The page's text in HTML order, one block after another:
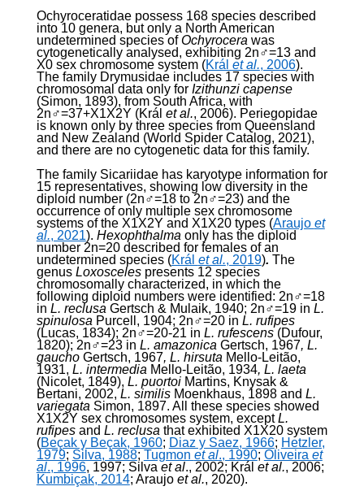
Ochyroceratidae possess 168 species described
into 10 genera, but only a North American
undetermined species ofOchyrocera was
cytogenetically analysed, exhibiting 2n♂=13 and
X0 sex chromosome system (Král et al., 2006).
The family Drymusidae includes 17 species with
chromosomal data only for Izithunzi capense
(Simon, 1893), from South Africa, with
2n♂=37+X1X2Y (Král et al., 2006). Periegopidae
is known only by three species from Queensland
and New Zealand (World Spider Catalog, 2021),
and there are no cytogenetic data for this family.
The family Sicariidae has karyotype information for
15 representatives, showing low diversity in the
diploid number (2n♂=18 to 2n♂=23) and the
occurrence of only multiple sex chromosome
systems of the X1X2Y and X1X20 types (Araujo et
al., 2021). Hexophthalma only has the diploid
number 2n=20 described for females of an
undetermined species (Král et al., 2019). The
genus Loxosceles presents 12 species
chromosomally characterized, in which the
following diploid numbers were identified: 2n♂=18
in L. reclusa Gertsch & Mulaik, 1940; 2n♂=19 in L.
spinulosa Purcell, 1904; 2n♂=20 in L. rufipes
(Lucas, 1834); 2n♂=20-21 in L. rufescens (Dufour,
1820); 2n♂=23 in L. amazonica Gertsch, 1967, L.
gaucho Gertsch, 1967, L. hirsuta Mello-Leitão,
1931, L. intermedia Mello-Leitão, 1934, L. laeta
(Nicolet, 1849), L. puortoi Martins, Knysak &
Bertani, 2002, L. similis Moenkhaus, 1898 and L.
variegata Simon, 1897. All these species showed
X1X2Y sex chromosomes system, exceptL.
rufipes and L. reclusa that exhibited X1X20 system
(Beçak y Beçak, 1960; Diaz y Saez, 1966; Hetzler,
1979; Silva, 1988; Tugmon et al., 1990; Oliveira et
al., 1996, 1997; Silva et al., 2002; Král et al., 2006;
Kumbiçak, 2014; Araujo et al., 2020).